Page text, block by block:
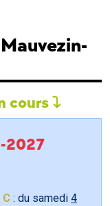
cours
2027
C : du samedi 4